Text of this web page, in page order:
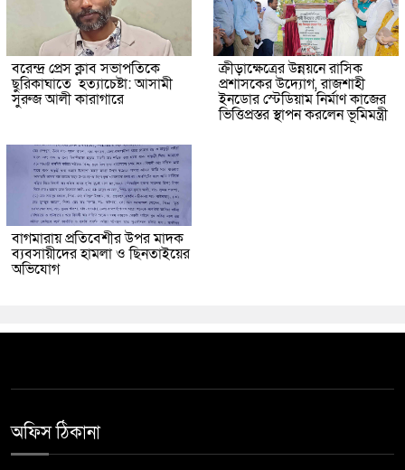
বরেন্দ্র প্রেস ক্লাব সভাপতিকে
ছুরিকাঘাতে হত্যাচেষ্টা: আসামী
সুরুজ আলী কারাগারে
ক্রীড়াক্ষেত্রের উন্নয়নে রাসিক
প্রশাসকের উদ্যোগ, রাজশাহী
ইনডোর স্টেডিয়াম নির্মাণ কাজের
ভিত্তিপ্রস্তর স্থাপন করলেন ভূমিমন্ত্রী
বাগমারায় প্রতিবেশীর উপর মাদক
ব্যবসায়ীদের হামলা ও ছিনতাইয়ের
অভিযোগ
অফিস ঠিকানা